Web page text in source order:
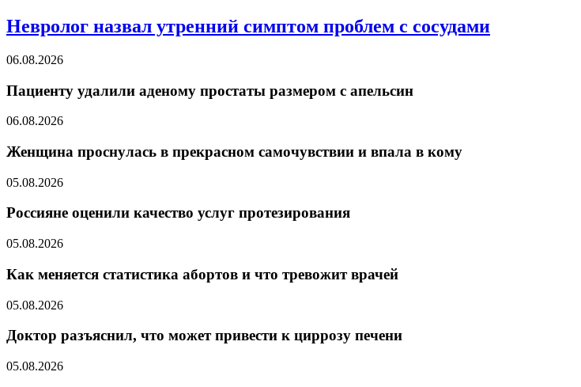
Невролог назвал утренний симптом проблем с сосудами
06.08.2026
Пациенту удалили аденому простаты размером с апельсин
06.08.2026
Женщина проснулась в прекрасном самочувствии и впала в кому
05.08.2026
Россияне оценили качество услуг протезирования
05.08.2026
Как меняется статистика абортов и что тревожит врачей
05.08.2026
Доктор разъяснил, что может привести к циррозу печени
05.08.2026